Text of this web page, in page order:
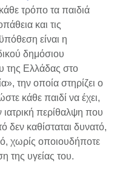
τρόπο τα παιδιά
και τις
είναι η
δημόσιου
της Ελλάδας στο
την οποία στηρίζει ο
κάθε παιδί να έχει,
ιατρική περίθαλψη που
δεν καθίσταται δυνατό,
χωρίς οποιουδήποτε
της υγείας του.